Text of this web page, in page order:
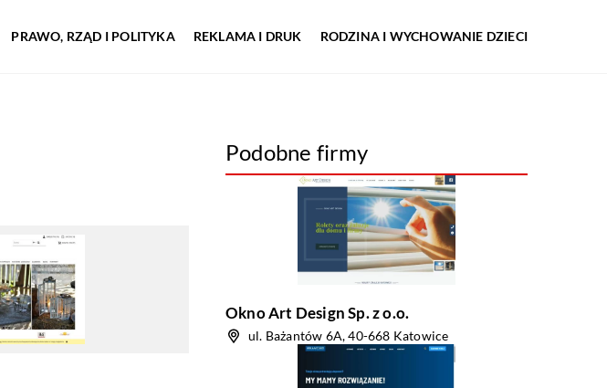
PRAWO, RZĄD I POLITYKA REKLAMA I DRUK RODZINA I WYCHOWANIE DZIECI
Podobne firmy
Okno Art Design Sp. z o.o.
ul. Bażantów 6A, 40-668 Katowice